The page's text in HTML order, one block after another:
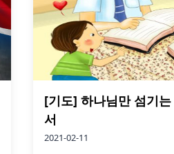
[기도] 하나님만 섬기
서
2021-02-11